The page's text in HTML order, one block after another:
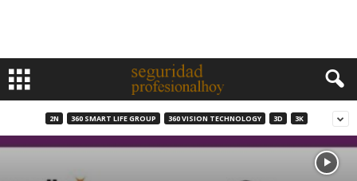
2N 360 SMART LIFE GROUP 360 VISION TECHNOLOGY 3D 3K